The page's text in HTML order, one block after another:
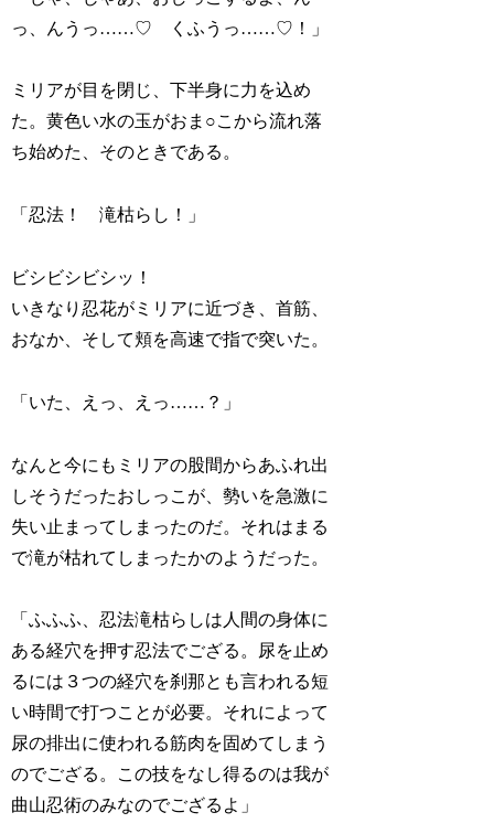
っ、んうっ……♡ くふうっ……♡！」
ミリアが目を閉じ、下半身に力を込め
た。黄色い水の玉がおま○こから流れ落
ち始めた、そのときである。
「忍法！ 滝枯らし！」
ビシビシビシッ！
いきなり忍花がミリアに近づき、首筋、
おなか、そして頬を高速で指で突いた。
「いた、えっ、えっ……？」
なんと今にもミリアの股間からあふれ出
しそうだったおしっこが、勢いを急激に
失い止まってしまったのだ。それはまる
で滝が枯れてしまったかのようだった。
「ふふふ、忍法滝枯らしは人間の身体に
ある経穴を押す忍法でござる。尿を止め
るには３つの経穴を刹那とも言われる短
い時間で打つことが必要。それによって
尿の排出に使われる筋肉を固めてしまう
のでござる。この技をなし得るのは我が
曲山忍術のみなのでござるよ」